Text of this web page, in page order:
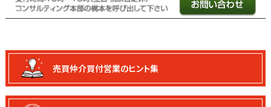
売買仲介買付営業のヒント集